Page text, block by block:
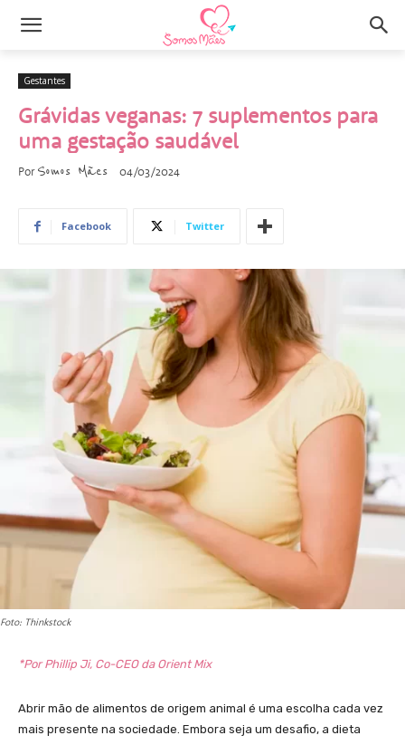
Gestantes
Grávidas veganas: 7 suplementos para
uma gestação saudável
Por Somos Mães 04/03/2024
Facebook Twitter
Foto: Thinkstock
*Por Phillip Ji, Co-CEO da Orient Mix
Abrir mão de alimentos de origem animal é uma escolha cada vez
mais presente na sociedade. Embora seja um desafio, a dieta